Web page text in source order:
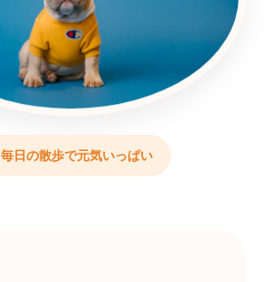
毎日の散歩で元気いっぱい